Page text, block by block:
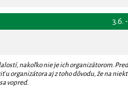
3.6.
nakoľko nie je ich organizátorom.
u organizátora aj z toho dôvodu, že na
sa vopred.